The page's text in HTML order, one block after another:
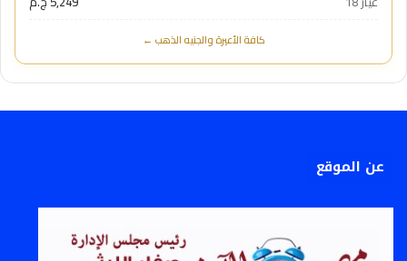
كافة الأعيرة والجنيه الذهب ←
عن الموقع